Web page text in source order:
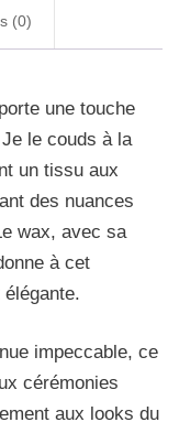
(0)
une touche
le couds à la
un tissu aux
des nuances
wax, avec sa
à cet
impeccable, ce
cérémonies
aux looks du